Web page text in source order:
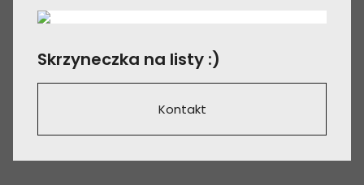
Skrzyneczka na listy :)
Kontakt